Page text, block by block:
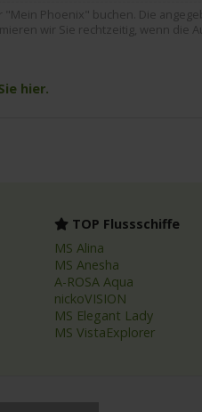
Phoenix" buchen. Die
wir Sie rechtzeitig, wenn die
hier.
TOP Flussschiffe
MS Alina
MS Anesha
A-ROSA Aqua
nickoVISION
MS Elegant Lady
MS VistaExplorer